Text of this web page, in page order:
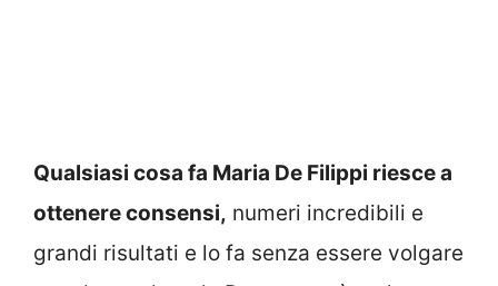
Qualsiasi cosa fa Maria De Filippi riesce a
ottenere consensi, numeri incredibili e
grandi risultati e lo fa senza essere volgare